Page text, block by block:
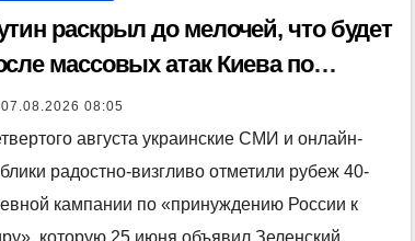
раскрыл до мелочей, что будет
массовых атак Киева по
07.08.2026 08:05
августа украинские СМИ и онлайн-
радостно-визгливо отметили рубеж 40-
кампании по «принуждению России к
которую 25 июня объявил Зеленский.